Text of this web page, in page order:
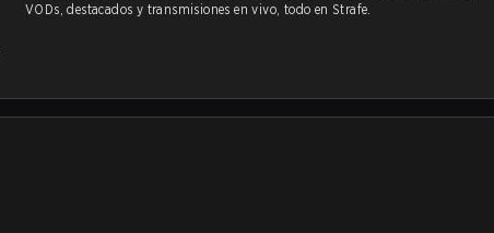
VODs, destacados y transmisiones en vivo, todo en Strafe.